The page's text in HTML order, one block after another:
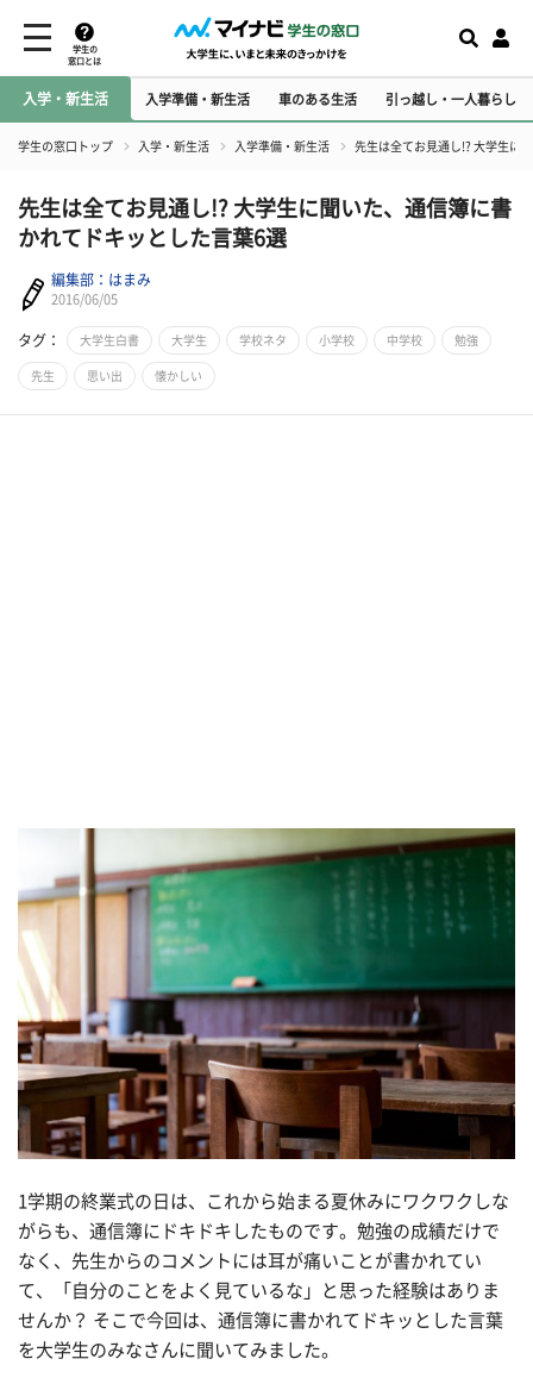
学生の
窓口とは
入学・新生活 入学準備・新生活 車のある生活 引っ越し・一人暮らし
学生の窓口トップ 入学・新生活 入学準備・新生活 先生は全てお見通し!? 大学生に
先生は全てお見通し!? 大学生に聞いた、通信簿に書
かれてドキッとした言葉6選
編集部：はまみ
2016/06/05
タグ： 大学生白書 大学生 学校ネタ 小学校 中学校 勉強
先生 思い出 懐かしい
1学期の終業式の日は、これから始まる夏休みにワクワクしな
がらも、通信簿にドキドキしたものです。勉強の成績だけで
なく、先生からのコメントには耳が痛いことが書かれてい
て、「自分のことをよく見ているな」と思った経験はありま
せんか？ そこで今回は、通信簿に書かれてドキッとした言葉
を大学生のみなさんに聞いてみました。